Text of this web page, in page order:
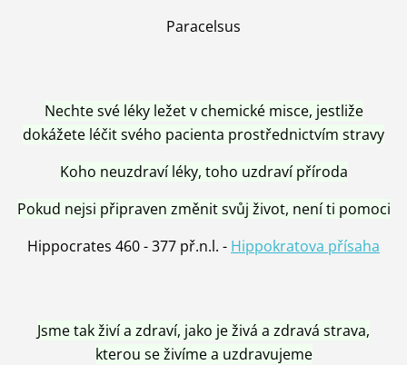
Paracelsus
Nechte své léky ležet v chemické misce, jestliže
dokážete léčit svého pacienta prostřednictvím stravy
Koho neuzdraví léky, toho uzdraví příroda
Pokud nejsi připraven změnit svůj život, není ti pomoci
Hippocrates 460 - 377 př.n.l. - Hippokratova přísaha
Jsme tak živí a zdraví, jako je živá a zdravá strava,
kterou se živíme a uzdravujeme